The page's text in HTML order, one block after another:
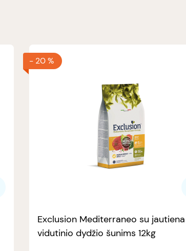
- 20 %
Exclusion Mediterraneo su jautiena
vidutinio dydžio šunims 12kg